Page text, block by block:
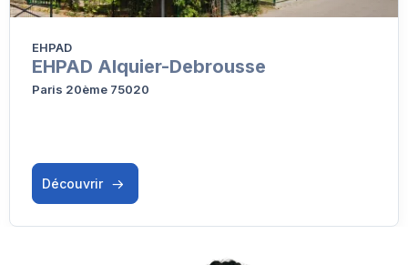
EHPAD
EHPAD Alquier-Debrousse
Paris 20ème 75020
Découvrir